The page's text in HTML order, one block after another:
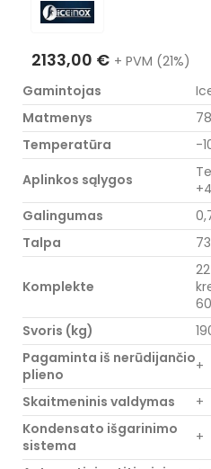
2133,00 € + PVM (21%)
Gamintojas
Matmenys
Temperatūra
-
Aplinkos sąlygos
Galingumas
Talpa
Komplekte
Svoris (kg)
Pagaminta iš nerūdijančio
plieno
+
Skaitmeninis valdymas
+
Kondensato išgarinimo
sistema
+